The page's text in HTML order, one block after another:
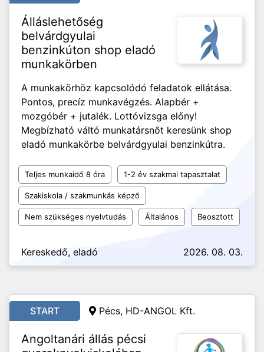
Álláslehetőség
belvárdgyulai
benzinkúton shop eladó
munkakörben
A munkakörhöz kapcsolódó feladatok ellátása.
Pontos, precíz munkavégzés. Alapbér +
mozgóbér + jutalék. Lottóvizsga előny!
Megbízható váltó munkatársnőt keresünk shop
eladó munkakörbe belvárdgyulai benzinkútra.
Teljes munkaidő 8 óra 1-2 év szakmai tapasztalat
Szakiskola / szakmunkás képző
Nem szükséges nyelvtudás Általános Beosztott
Kereskedő, eladó 2026. 08. 03.
START Pécs, HD-ANGOL Kft.
Angoltanári állás pécsi